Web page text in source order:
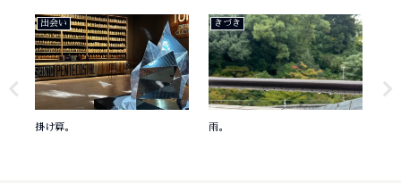
出会い
掛け算。
きづき
雨。